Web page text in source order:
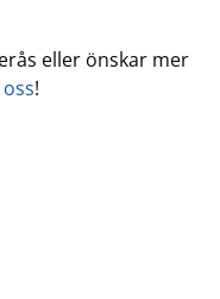
eller önskar mer
!